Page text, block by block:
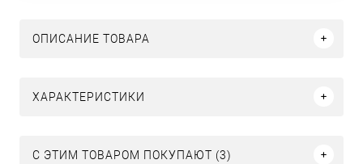
ОПИСАНИЕ ТОВАРА
ХАРАКТЕРИСТИКИ
С ЭТИМ ТОВАРОМ ПОКУПАЮТ (3)